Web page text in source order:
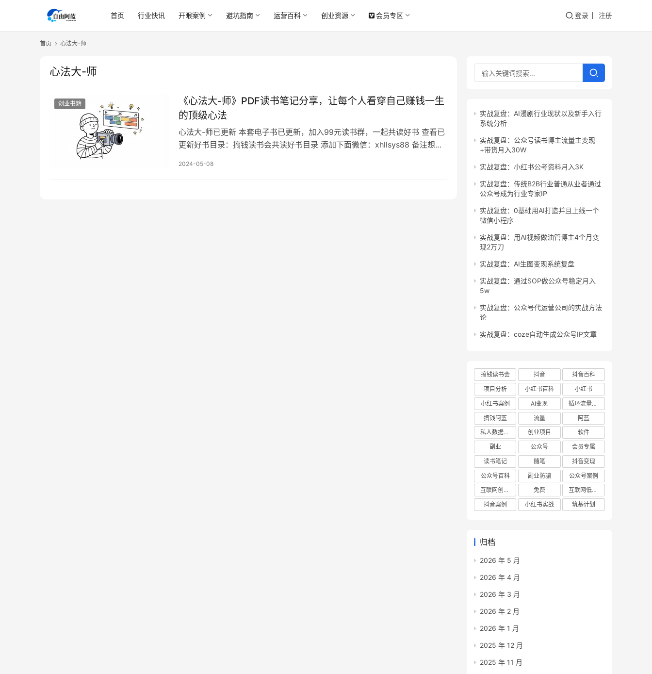
首页 行业快讯 开眼案例 避坑指南 运营百科 创业资源 会员专区 登录 注册
首页 心法大-师
心法大-师
创业书籍
《心法大-师》PDF读书笔记分享，让每个人看穿自己赚钱一生
的顶级心法
心法大-师已更新 本套电子书已更新，加入99元读书群，一起共读好书 查看已
更新好书目录：搞钱读书会共读好书目录 添加下面微信：xhllsys88 备注想看
2024-05-08
实战复盘：AI漫剧行业现状以及新手入行
系统分析
实战复盘：公众号读书博主流量主变现
+带货月入30W
实战复盘：小红书公考资料月入3K
实战复盘：传统B2B行业普通从业者通过
公众号成为行业专家IP
实战复盘：0基础用AI打造并且上线一个
微信小程序
实战复盘：用AI视频做油管博主4个月变
现2万刀
实战复盘：AI生图变现系统复盘
实战复盘：通过SOP做公众号稳定月入
5w
实战复盘：公众号代运营公司的实战方法
论
实战复盘：coze自动生成公众号IP文章
搞钱读书会 抖音
抖音百科
项目分析
小红书百科
小红书
小红书案例
AI变现
循环流量实验室
搞钱阿蓝
流量
阿蓝
私人数据库项目
创业项目
软件
副业
公众号
会员专属
读书笔记
随笔
抖音变现
公众号百科
副业防骗
公众号案例
互联网创业项目
免费
互联网低成本创业项目
抖音案例
小红书实战 筑基计划
归档
2026 年 5 月
2026 年 4 月
2026 年 3 月
2026 年 2 月
2026 年 1 月
2025 年 12 月
2025 年 11 月